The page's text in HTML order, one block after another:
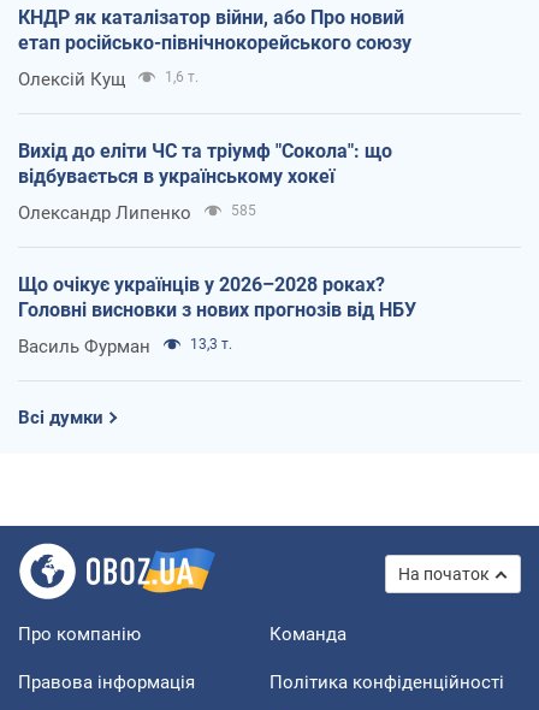
КНДР як каталізатор війни, або Про новий
етап російсько-північнокорейського союзу
Олексій Кущ 1,6 т.
Вихід до еліти ЧС та тріумф "Сокола": що
відбувається в українському хокеї
Олександр Липенко 585
Що очікує українців у 2026–2028 роках?
Головні висновки з нових прогнозів від НБУ
Василь Фурман 13,3 т.
Всі думки
На початок
Про компанію Команда
Правова інформація Політика конфіденційності